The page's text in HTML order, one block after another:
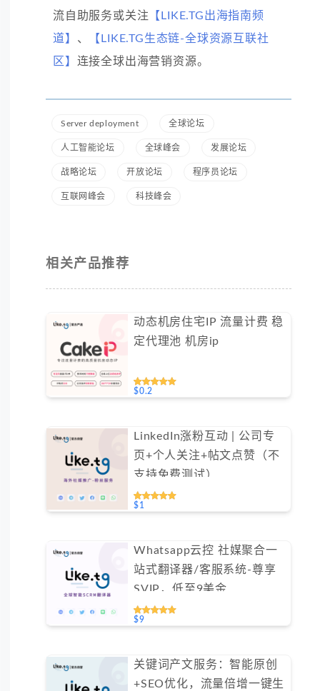
流自助服务或关注 【LIKE.TG出海指南频
道】 、
【LIKE.TG生态链-全球资源互联社
区】 连接全球出海营销资源。
Server deployment 全球论坛
人工智能论坛 全球峰会 发展论坛
战略论坛 开放论坛 程序员论坛
互联网峰会 科技峰会
相关产品推荐
动态机房住宅IP 流量计费 稳
定代理池 机房ip
$0.2
LinkedIn涨粉互动 | 公司专
页+个人关注+帖文点赞（不
支持免费测试）
$1
Whatsapp云控 社媒聚合一
站式翻译器/客服系统-尊享
SVIP，低至9美金
#FYOK002
$9
关键词产文服务：智能原创
+SEO优化，流量倍增一键生